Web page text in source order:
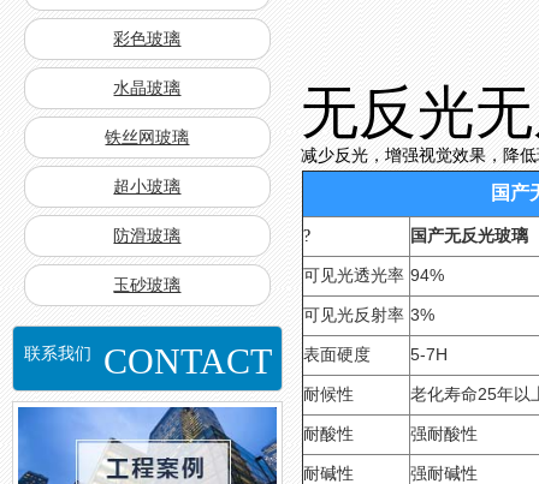
彩色玻璃
水晶玻璃
铁丝网玻璃
超小玻璃
防滑玻璃
玉砂玻璃
联系我们 CONTACT
无反光
减少反光，增强视觉效果，降
国产
? 国产无反光玻璃
可见光透光率 94%
可见光反射率 3%
表面硬度 5-7H
耐候性 老化寿命25年以
耐酸性 强耐酸性
耐碱性 强耐碱性